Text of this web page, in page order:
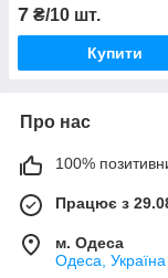
7 ₴/10 шт.
Купити
Про нас
100%
Працює з
м. Одеса
Одеса, Україна